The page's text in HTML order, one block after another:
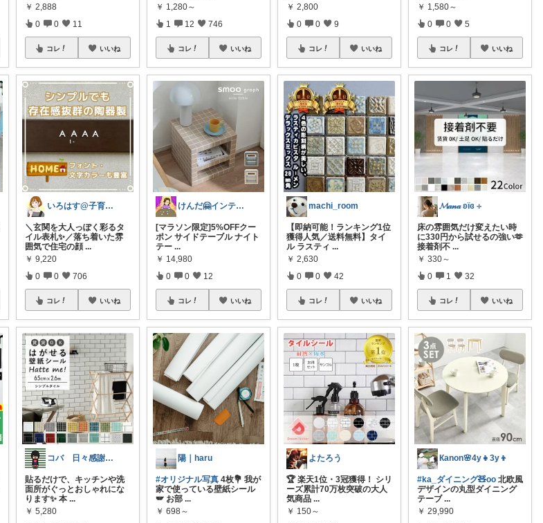
￥ 2,888
0 0 11
コレ いいね
いろはす@子育て＊キッチン
＼玄関を大人っぽく彩るタ
イル表札✨／落ち着いた雰
囲気で住宅の顔 ...
￥ 9,220
0 0 706
コレ いいね
コバ 日々感謝✨私のすきなもの帖✨
貼るだけで、キッチンや洗
面所がぐっとおしゃれにな
ります✨ 本 ...
￥ 5,280
￥ 1,280～
1 12 746
コレ いいね
けんだ🤗インテリア多め
[マラソン限定]5%OFFクー
ポン サイドテーブル ナイト
テー ...
￥ 14,980
0 0 12
コレ いいね
陽｜haru
#オリジナル写真 4枚💐 我が
家で使っている壁紙シール
🪽 お部 ...
￥ 698～
￥ 2,800
0 0 9
コレ いいね
machi_room
【即納可能！ランキング1位
獲得人気／送料無料】タイ
ル ラスティ ...
￥ 2,630
0 0 42
コレ いいね
よたろう
🏆 楽天1位・3冠獲得！ シリ
ーズ累計70万枚突破の大人
気商品 ...
￥ 150～
￥ 1,580～
0 0 5
コレ いいね
𝓜𝒶𝓃𝒶 ʚïɞ ⊹
床の雰囲気だけ変えたい時
に330円から試せるの強い🫶
接着剤不 ...
￥ 330～
0 1 32
コレ いいね
Кanon🌸4y👧3y👦
#ka_ダイニング🧸oo 北欧風
デザインの丸型ダイニング
テーブ ...
￥ 29,990